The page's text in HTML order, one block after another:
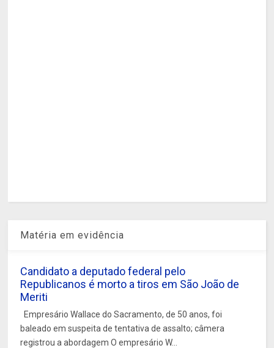
Matéria em evidência
Candidato a deputado federal pelo
Republicanos é morto a tiros em São João de
Meriti
Empresário Wallace do Sacramento, de 50 anos, foi
baleado em suspeita de tentativa de assalto; câmera
registrou a abordagem O empresário W...